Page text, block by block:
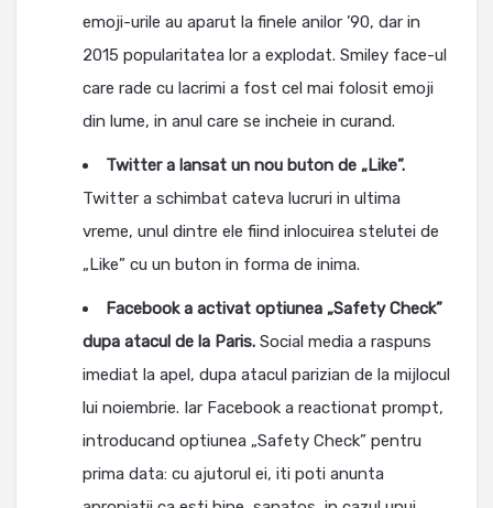
emoji-urile au aparut la finele anilor ’90, dar in
2015 popularitatea lor a explodat. Smiley face-ul
care rade cu lacrimi a fost cel mai folosit emoji
din lume, in anul care se incheie in curand.
Twitter a lansat un nou buton de „Like”.
Twitter a schimbat cateva lucruri in ultima
vreme, unul dintre ele fiind inlocuirea stelutei de
„Like” cu un buton in forma de inima.
Facebook a activat optiunea „Safety Check”
dupa atacul de la Paris. Social media a raspuns
imediat la apel, dupa atacul parizian de la mijlocul
lui noiembrie. Iar Facebook a reactionat prompt,
introducand optiunea „Safety Check” pentru
prima data: cu ajutorul ei, iti poti anunta